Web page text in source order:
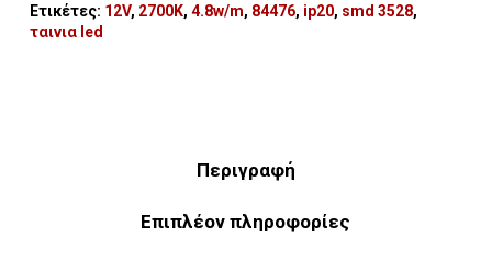
Ετικέτες: 12V, 2700Κ, 4.8w/m, 84476, ip20, smd 3528,
ταινια led
Περιγραφή
Επιπλέον πληροφορίες